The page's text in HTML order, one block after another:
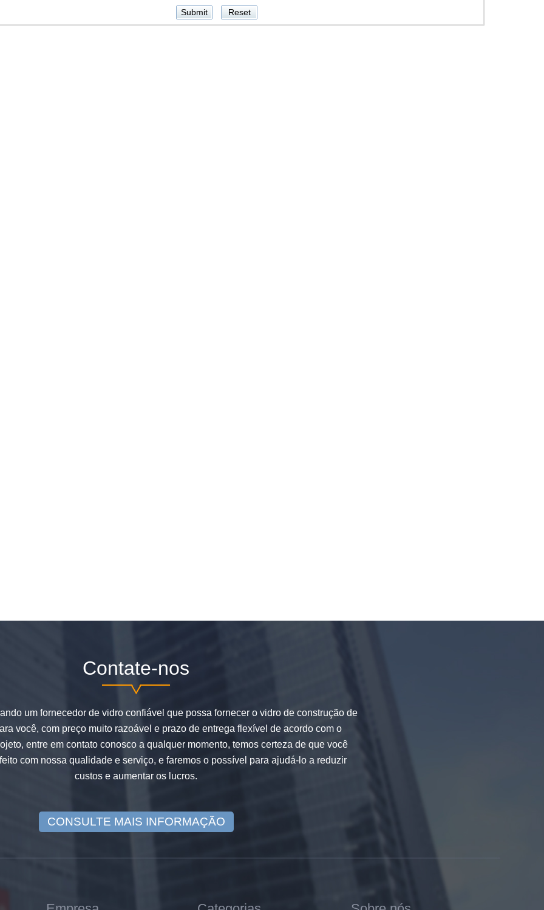
Contate-nos
um fornecedor de vidro confiável que possa fornecer o vidro de construção de
você, com preço muito razoável e prazo de entrega flexível de acordo com o
entre em contato conosco a qualquer momento, temos certeza de que você
com nossa qualidade e serviço, e faremos o possível para ajudá-lo a reduzir
custos e aumentar os lucros.
CONSULTE MAIS INFORMAÇÃO